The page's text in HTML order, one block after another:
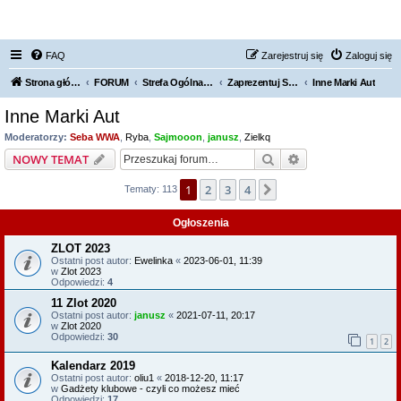
FAQ Zaloguj się
Zarejestruj się
Strona główna KLUBU FORUM Strefa Ogólna Forum Nissan Zone Zaprezentuj Swoje Nismo Inne Marki Aut
Inne Marki Aut
Moderatorzy: Seba WWA Ryba Sajmooon janusz Zielkq
NOWY TEMAT Szukaj
Tematy: 113 1 2 3 4
Ogłoszenia
ZLOT 2023
Ostatni post autor: Ewelinka « 2023-06-01, 11:39
w Zlot 2023
Odpowiedzi: 4
11 Zlot 2020
Ostatni post autor: janusz « 2021-07-11, 20:17
w Zlot 2020
Odpowiedzi: 30 1 2
Kalendarz 2019
Ostatni post autor: oliu1 « 2018-12-20, 11:17
w Gadżety klubowe - czyli co możesz mieć